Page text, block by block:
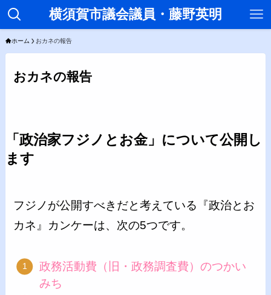
横須賀市議会議員・藤野英明
ホーム おカネの報告
おカネの報告
「政治家フジノとお金」について公開し
ます
フジノが公開すべきだと考えている『政治とお
カネ』カンケーは、次の5つです。
政務活動費（旧・政務調査費）のつかい
みち